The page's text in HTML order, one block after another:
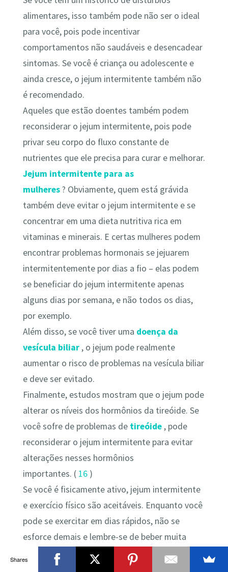
alimentares, isso também pode não ser o ideal
para você, pois pode incentivar
comportamentos não saudáveis ​​e desencadear
sintomas. Se você é criança ou adolescente e
ainda cresce, o jejum intermitente também não
é recomendado.
Aqueles que estão doentes também podem
reconsiderar o jejum intermitente, pois pode
privar seu corpo do fluxo constante de
nutrientes que ele precisa para curar e melhorar.
Jejum intermitente para as
mulheres? Obviamente, quem está grávida
também deve evitar o jejum intermitente e se
concentrar em uma dieta nutritiva rica em
vitaminas e minerais. E certas mulheres podem
encontrar problemas hormonais se jejuarem
intermitentemente por dias a fio – elas podem
se beneficiar do jejum intermitente apenas
alguns dias por semana, e não todos os dias,
por exemplo.
Além disso, se você tiver uma doença da
vesícula biliar, o jejum pode realmente
aumentar o risco de problemas na vesícula biliar
e deve ser evitado.
Finalmente, estudos mostram que o jejum pode
alterar os níveis dos hormônios da tireóide. Se
você sofre de problemas de tireóide, pode
reconsiderar o jejum intermitente para evitar
alterações nesses hormônios
importantes. ( 16)
Se você é fisicamente ativo, jejum intermitente
e exercício físico são aceitáveis. Enquanto você
pode se exercitar em dias rápidos, não se
esforce demais e lembre-se de beber muita
água. Se você jejuar por mais de 72 horas, no
entanto, é recomendável limitar a atividade
Shares